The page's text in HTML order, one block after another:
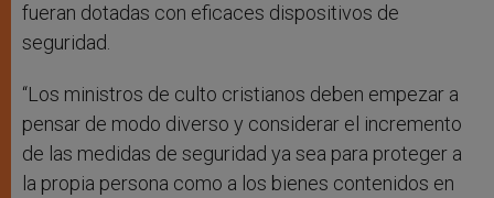
fueran dotadas con eficaces dispositivos de
seguridad.
“Los ministros de culto cristianos deben empezar a
pensar de modo diverso y considerar el incremento
de las medidas de seguridad ya sea para proteger a
la propia persona como a los bienes contenidos en